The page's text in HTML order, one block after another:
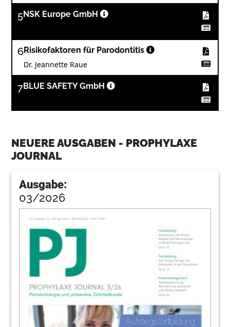
5NSK Europe GmbH
6Risikofaktoren für Parodontitis
Dr. Jeannette Raue
7BLUE SAFETY GmbH
Dr. Corinna Bruckmann, MSc
18Prophylaxe, die Spaß macht
Monika Riedl
Korrekte RKI-konforme Aufbereitung von
magnetostriktiven Inserts
DH Susanne Steindam
Muster von Konflikten
Gudrun Mentel
Produkte
NEUERE AUSGABEN - PROPHYLAXE
JOURNAL
Ausgabe:
03/2026